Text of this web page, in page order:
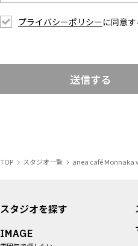
プライバシーポリシーに同意す
送信する
TOP スタジオ一覧 anea café Monnaka
スタジオを探す
IMAGE